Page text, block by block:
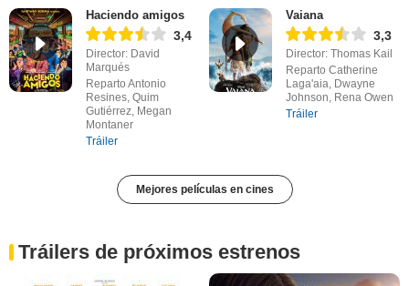
Haciendo amigos
3,4
Director: David
Marqués
Reparto Antonio
Resines, Quim
Gutiérrez, Megan
Montaner
Tráiler
Vaiana
3,3
Director: Thomas Kail
Reparto Catherine
Laga'aia, Dwayne
Johnson, Rena Owen
Tráiler
Mejores películas en cines
Tráilers de próximos estrenos